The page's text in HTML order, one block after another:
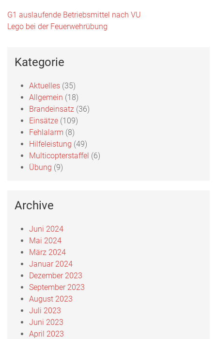
Beitragsnavigation
G1 auslaufende Betriebsmittel nach VU
Lego bei der Feuerwehrübung
Kategorie
Aktuelles (35)
Allgemein (18)
Brandeinsatz (36)
Einsätze (109)
Fehlalarm (8)
Hilfeleistung (49)
Multicopterstaffel (6)
Übung (9)
Archive
Juni 2024
Mai 2024
März 2024
Januar 2024
Dezember 2023
September 2023
August 2023
Juli 2023
Juni 2023
April 2023